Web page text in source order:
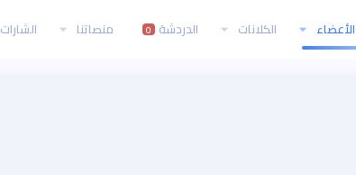
الأعضاء الكلانات الدردشة 0 منصاتنا الشارات